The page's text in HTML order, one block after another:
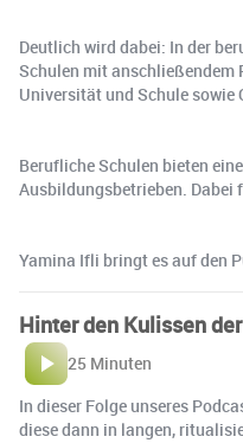
Deutlich wird dabei: In der
Schulen mit anschließendem
Universität und Schule sowie
Berufliche Schulen bieten
Ausbildungsbetrieben. Dabei
Yamina Ifli bringt es auf den
Hinter den Kulissen
25 Minuten
In dieser Folge unseres
diese dann in langen,